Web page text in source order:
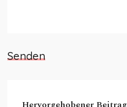
Senden